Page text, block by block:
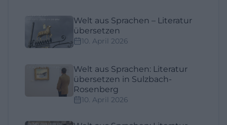
Welt aus Sprachen – Literatur
übersetzen
10. April 2026
Welt aus Sprachen: Literatur
übersetzen in Sulzbach-
Rosenberg
10. April 2026